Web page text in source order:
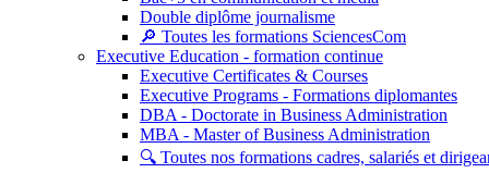
Double diplôme journalisme
🔎 Toutes les formations SciencesCom
Executive Education - formation continue
Executive Certificates & Courses
Executive Programs - Formations diplomantes
DBA - Doctorate in Business Administration
MBA - Master of Business Administration
🔍 Toutes nos formations cadres, salariés et